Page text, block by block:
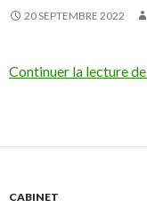
20 SEPTEMBRE 2022
Continuer la lecture de
CABINET